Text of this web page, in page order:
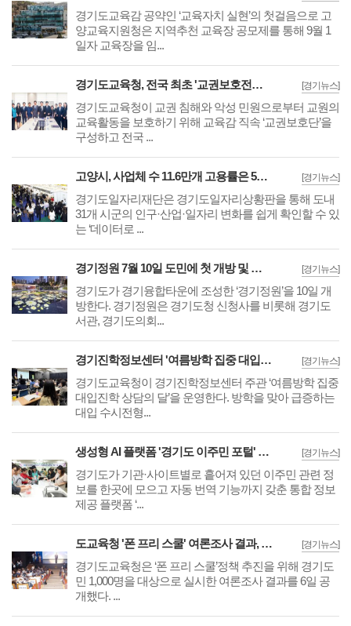
경기도교육감 공약인 ‘교육자치 실현’의 첫걸음으로 고
양교육지원청은 지역추천 교육장 공모제를 통해 9월 1
일자 교육장을 임...
[경기뉴스]
경기도교육청, 전국 최초 '교권보호전담관' 도입··교육감 직속 교권보호단 구성키로
경기도교육청이 교권 침해와 악성 민원으로부터 교원의
교육활동을 보호하기 위해 교육감 직속 ‘교권보호단’을
구성하고 전국 ...
[경기뉴스]
고양시, 사업체 수 11.6만개 고용률은 59.9%··道 '테이터로 보는 31개 시군' 발간
경기도일자리재단은 경기도일자리상황판을 통해 도내
31개 시군의 인구·산업·일자리 변화를 쉽게 확인할 수 있
는 ‘데이터로 ...
[경기뉴스]
경기정원 7월 10일 도민에 첫 개방 및 고양 일산호수공원 노후 선착장 정비 완료
경기도가 경기융합타운에 조성한 ‘경기정원’을 10일 개
방한다. 경기정원은 경기도청 신청사를 비롯해 경기도
서관, 경기도의회...
[경기뉴스]
경기진학정보센터 '여름방학 집중 대입진학 상담의 달' 경기남부·북부 나눠 운영
경기도교육청이 경기진학정보센터 주관 ‘여름방학 집중
대입진학 상담의 달’을 운영한다. 방학을 맞아 급증하는
대입 수시전형...
[경기뉴스]
생성형 AI 플랫폼 '경기도 이주민 포털' 8일 개통··생활·행정·고용·교육 정보 한곳에
경기도가 기관·사이트별로 흩어져 있던 이주민 관련 정
보를 한곳에 모으고 자동 번역 기능까지 갖춘 통합 정보
제공 플랫폼 ‘...
[경기뉴스]
도교육청 '폰 프리 스쿨' 여론조사 결과, 스마트폰 수거·보관 필요하다 77.3% 응답
경기도교육청은 ‘폰 프리 스쿨’정책 추진을 위해 경기도
민 1,000명을 대상으로 실시한 여론조사 결과를 6일 공
개했다. ...